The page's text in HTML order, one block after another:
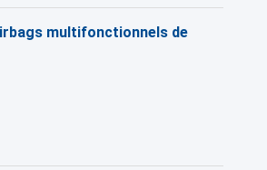
multifonctionnels de